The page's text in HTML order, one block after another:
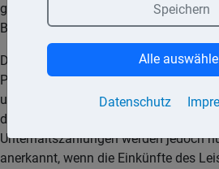
geleistete Unterhaltszahlungen als
Belastungen ansetzen.
Der Höchstbetrag ist um die Einkünfte
Person zu vermindern. Betragen die
unterhaltenen Person maximal 624,–
diese Einkünfte nicht berücksichtigt
Unterhaltszahlungen werden jedoch
anerkannt, wenn die Einkünfte des
Datenschutz
Speichern
Alle